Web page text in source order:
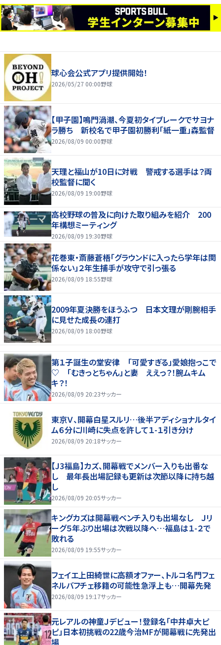
球心会公式アプリ提供開始！
2026/05/27 00:00野球
【甲子園】鳴門渦潮、今夏初タイブレークでサヨナ
ラ勝ち 新校名で甲子園初勝利「紙一重」森監督
2026/08/09 00:00野球
天理と福山が10日に対戦 警戒する選手は？両
校監督に聞く
2026/08/09 19:00野球
高校野球の普及に向けた取り組みを紹介 200
年構想ミーティング
2026/08/09 19:30野球
花巻東・斎藤蒼梧「グラウンドに入ったら学年は関
係ない」２年生捕手が攻守で引っ張る
2026/08/09 18:55野球
2009年夏決勝をほうふつ 日本文理が剛腕相手
に見せた成長の連打
2026/08/09 18:00野球
第１子誕生の堂安律 「可愛すぎる」愛娘抱っこで
♡ 「むきっとちゃん」と妻 ええっ？！腕ムキム
キ？！
2026/08/09 20:23サッカー
東京Ｖ、開幕白星スルリ…後半アディショナルタイ
ム６分に川崎に失点を許して１-１引き分け
2026/08/09 20:18サッカー
【J3福島】カズ、開幕戦でメンバー入りも出番な
し 最年長出場記録も更新は次節以降に持ち越
し
2026/08/09 20:05サッカー
キングカズは開幕戦ベンチ入りも出場なし Ｊリ
ーグ５年ぶり出場は次戦以降へ…福島は１-２で
敗れる
2026/08/09 19:55サッカー
フェイエ上田綺世に高額オファー、トルコ名門フェ
ネルバフチェ移籍の可能性急浮上も…開幕先発
2026/08/09 19:17サッカー
元レアルの神童Ｊデビュー！登録名「中井卓大ピ
ピ」日本初挑戦の22歳今治MFが開幕戦に先発出
場